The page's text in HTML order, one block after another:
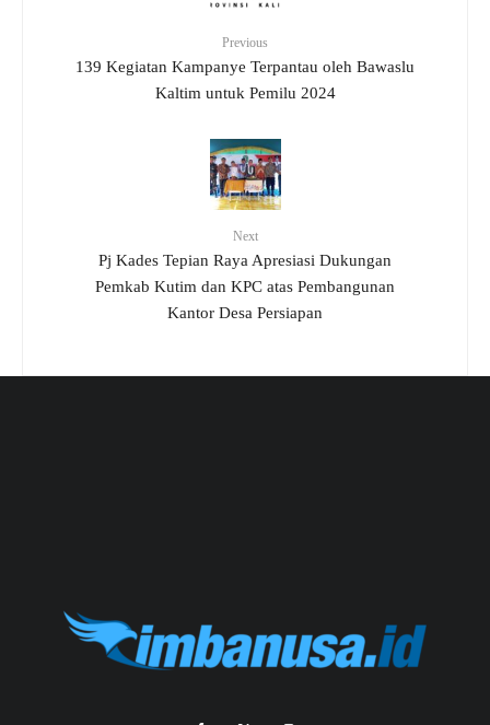
Previous
139 Kegiatan Kampanye Terpantau oleh Bawaslu
Kaltim untuk Pemilu 2024
Next
Pj Kades Tepian Raya Apresiasi Dukungan
Pemkab Kutim dan KPC atas Pembangunan
Kantor Desa Persiapan